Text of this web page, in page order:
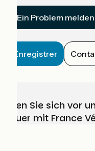
Ein Problem melden
Enregistrer
Sie sich vor
mit France